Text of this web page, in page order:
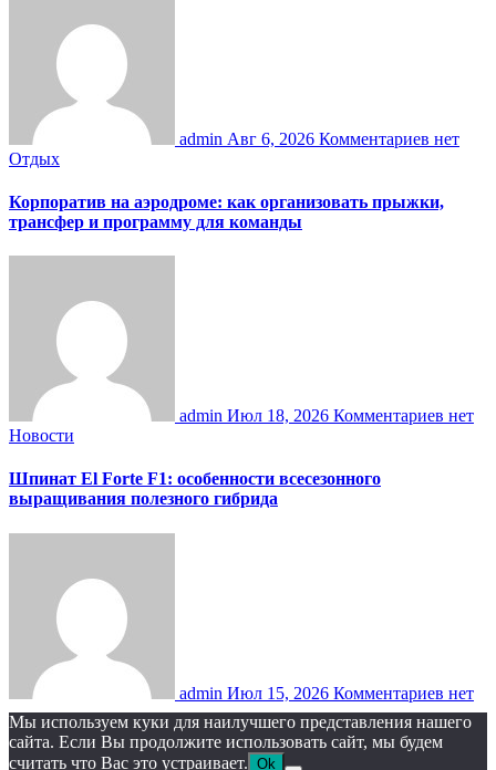
admin Авг 6, 2026 Комментариев нет
Отдых
Корпоратив на аэродроме: как организовать прыжки,
трансфер и программу для команды
admin Июл 18, 2026 Комментариев нет
Новости
Шпинат El Forte F1: особенности всесезонного
выращивания полезного гибрида
admin Июл 15, 2026 Комментариев нет
Мы используем куки для наилучшего представления нашего
сайта. Если Вы продолжите использовать сайт, мы будем
считать что Вас это устраивает. Ok